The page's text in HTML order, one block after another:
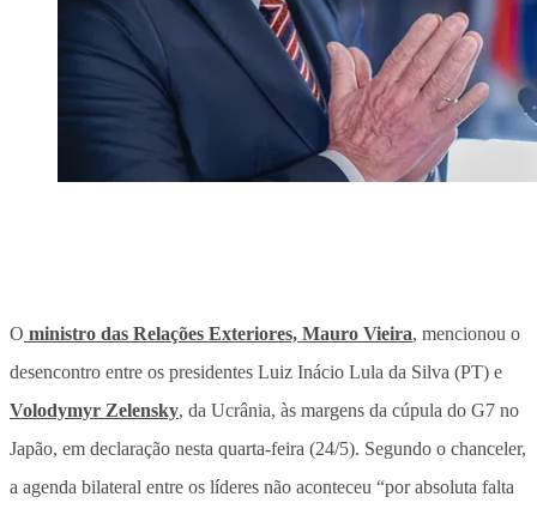
O ministro das Relações Exteriores, Mauro Vieira, mencionou o
desencontro entre os presidentes Luiz Inácio Lula da Silva (PT) e
Volodymyr Zelensky, da Ucrânia, às margens da cúpula do G7 no
Japão, em declaração nesta quarta-feira (24/5). Segundo o chanceler,
a agenda bilateral entre os líderes não aconteceu “por absoluta falta